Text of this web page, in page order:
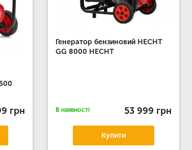
грн
Генератор бензиновий HECHT
GG 8000 HECHT
В наявності 53 999 грн
Купити